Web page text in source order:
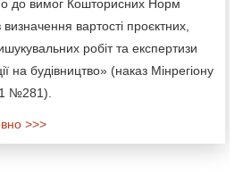
до вимог Кошторисних Норм
вартості проєктних,
робіт та експертизи
на будівництво» (наказ Мінрегіону
№281).
>>>